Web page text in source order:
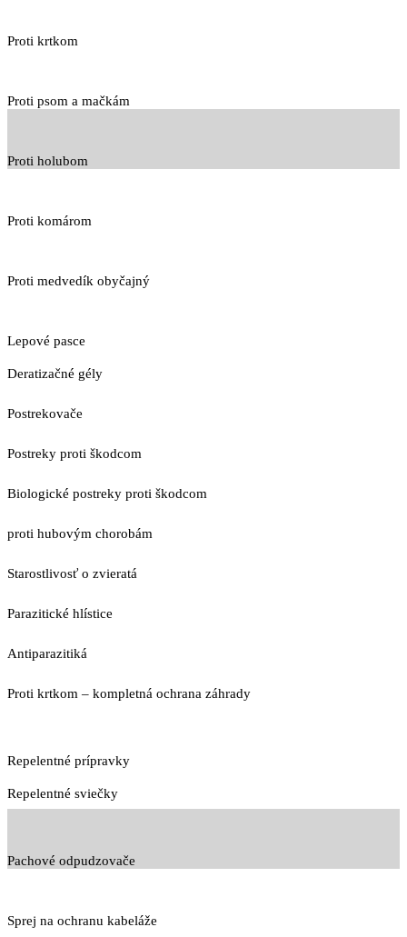
Proti krtkom
Proti psom a mačkám
Proti holubom
Proti komárom
Proti medvedík obyčajný
Lepové pasce
Deratizačné gély
Postrekovače
Postreky proti škodcom
Biologické postreky proti škodcom
proti hubovým chorobám
Starostlivosť o zvieratá
Parazitické hlístice
Antiparazitiká
Proti krtkom – kompletná ochrana záhrady
Repelentné prípravky
Repelentné sviečky
Pachové odpudzovače
Sprej na ochranu kabeláže